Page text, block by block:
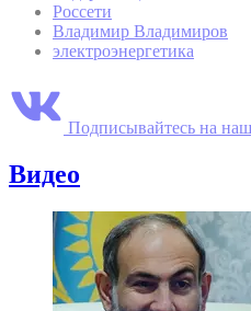
Россети
Владимир Владимиров
электроэнергетика
Подписывайтесь на
Видео